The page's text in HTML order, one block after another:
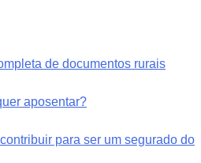
de documentos rurais
aposentar?
para ser um segurado do